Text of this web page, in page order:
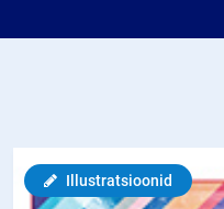
Illustratsioonid